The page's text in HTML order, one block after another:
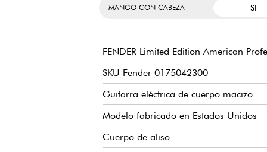
MANGO CON CABEZA SI
FENDER Limited Edition American
SKU Fender 0175042300
Guitarra eléctrica de cuerpo macizo
Modelo fabricado en Estados Unidos
Cuerpo de aliso